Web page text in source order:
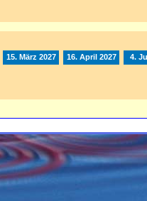
15. März 2027 16. April 2027
4.